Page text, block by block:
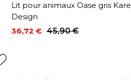
Lit pour animaux Oase gris Kare
Design
Prix
36,72 €
Prix de base45,90 €